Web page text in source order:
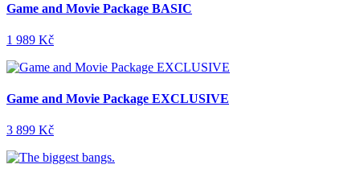
Game and Movie Package BASIC
1 989 Kč
Game and Movie Package EXCLUSIVE
3 899 Kč